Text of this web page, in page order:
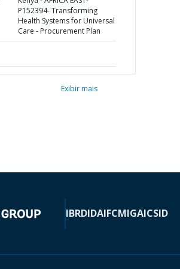
P152394- Transforming
Health Systems for Universal
Care - Procurement Plan
Exibir mais
IBRDIDAIFCMIGAICSID